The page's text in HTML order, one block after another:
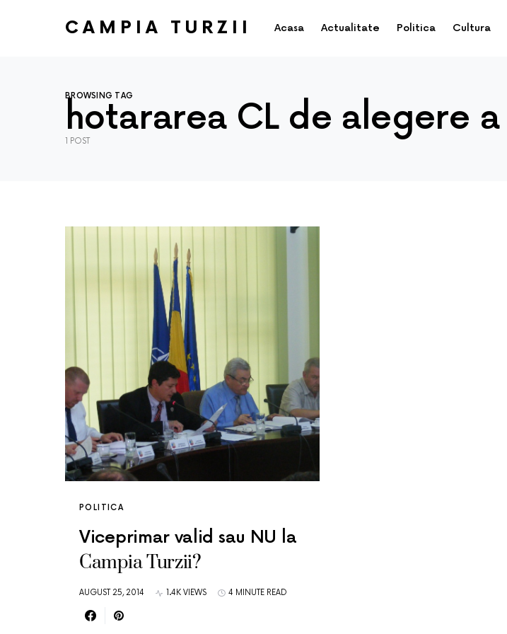
CAMPIA TURZII Acasa Actualitate Politica Cultura
BROWSING TAG
hotararea CL de alegere
1 POST
POLITICA
Viceprimar valid sau NU la
Campia Turzii?
AUGUST 25, 2014 1.4K VIEWS 4 MINUTE READ